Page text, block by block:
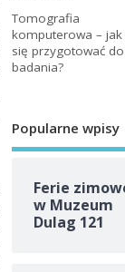
Tomografia
komputerowa – jak
się przygotować do
badania?
Popularne wpisy
Ferie
w Muzeum
Dulag 121